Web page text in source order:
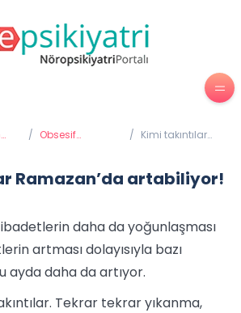
/ Obsesif
Hastalığı
/ Kimi takıntılar
Ramazan’da artabiliyor!
daha da yoğunlaşması
artması dolayısıyla bazı
ayda daha da artıyor.
Tekrar tekrar yıkanma,